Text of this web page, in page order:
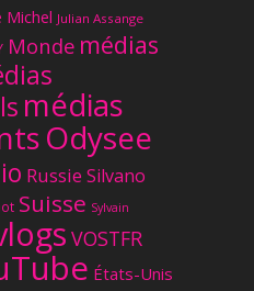
Michel Julian Assange
Monde médias
médias
Odysee
Russie Silvano
Suisse Sylvain
VOSTFR
États-Unis